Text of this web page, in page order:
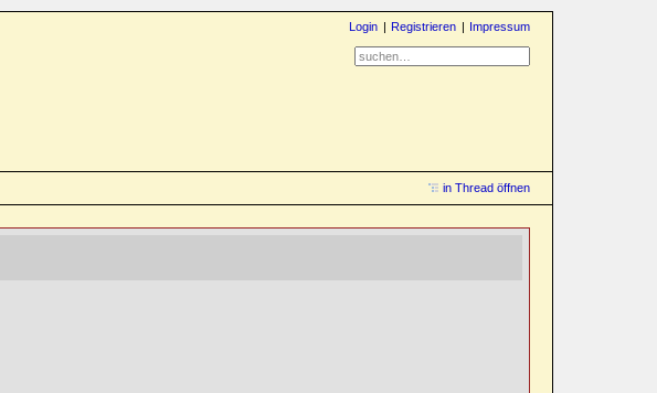
Login Registrieren Impressum
in Thread öffnen